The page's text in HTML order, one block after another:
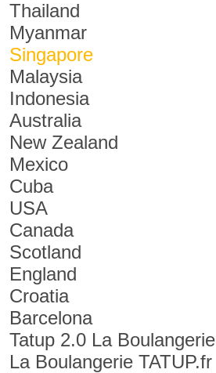
Thailand
Myanmar
Singapore
Malaysia
Indonesia
Australia
New Zealand
Mexico
Cuba
USA
Canada
Scotland
England
Croatia
Barcelona
Tatup 2.0 La Boulangerie
La Boulangerie TATUP.fr